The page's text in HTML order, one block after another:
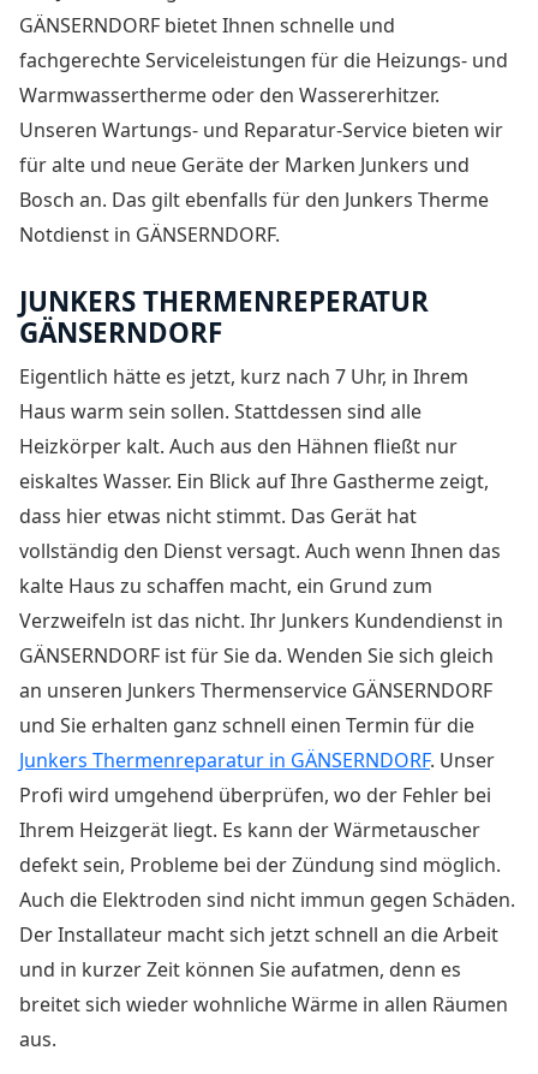
GÄNSERNDORF bietet Ihnen schnelle und
fachgerechte Serviceleistungen für die Heizungs- und
Warmwassertherme oder den Wassererhitzer.
Unseren Wartungs- und Reparatur-Service bieten wir
für alte und neue Geräte der Marken Junkers und
Bosch an. Das gilt ebenfalls für den Junkers Therme
Notdienst in GÄNSERNDORF.
JUNKERS THERMENREPERATUR
GÄNSERNDORF
Eigentlich hätte es jetzt, kurz nach 7 Uhr, in Ihrem
Haus warm sein sollen. Stattdessen sind alle
Heizkörper kalt. Auch aus den Hähnen fließt nur
eiskaltes Wasser. Ein Blick auf Ihre Gastherme zeigt,
dass hier etwas nicht stimmt. Das Gerät hat
vollständig den Dienst versagt. Auch wenn Ihnen das
kalte Haus zu schaffen macht, ein Grund zum
Verzweifeln ist das nicht. Ihr Junkers Kundendienst in
GÄNSERNDORF ist für Sie da. Wenden Sie sich gleich
an unseren Junkers Thermenservice GÄNSERNDORF
und Sie erhalten ganz schnell einen Termin für die
Junkers Thermenreparatur in GÄNSERNDORF. Unser
Profi wird umgehend überprüfen, wo der Fehler bei
Ihrem Heizgerät liegt. Es kann der Wärmetauscher
defekt sein, Probleme bei der Zündung sind möglich.
Auch die Elektroden sind nicht immun gegen Schäden.
Der Installateur macht sich jetzt schnell an die Arbeit
und in kurzer Zeit können Sie aufatmen, denn es
breitet sich wieder wohnliche Wärme in allen Räumen
aus.